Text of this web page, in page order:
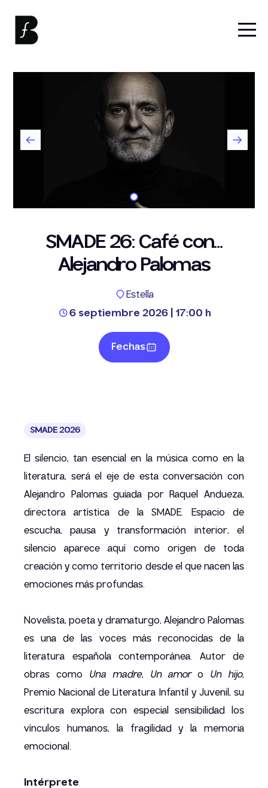
SMADE 26: Café con...
Alejandro Palomas
Estella
6 septiembre 2026 | 17:00 h
Fechas
SMADE 2026
El silencio, tan esencial en la música como en la
literatura, será el eje de esta conversación con
Alejandro Palomas guiada por Raquel Andueza,
directora artística de la SMADE. Espacio de
escucha, pausa y transformación interior, el
silencio aparece aquí como origen de toda
creación y como territorio desde el que nacen las
emociones más profundas.
Novelista, poeta y dramaturgo, Alejandro Palomas
es una de las voces más reconocidas de la
literatura española contemporánea. Autor de
obras como Una madre, Un amoro Un hijo,
Premio Nacional de Literatura Infantil y Juvenil, su
escritura explora con especial sensibilidad los
vínculos humanos, la fragilidad y la memoria
emocional.
Intérprete